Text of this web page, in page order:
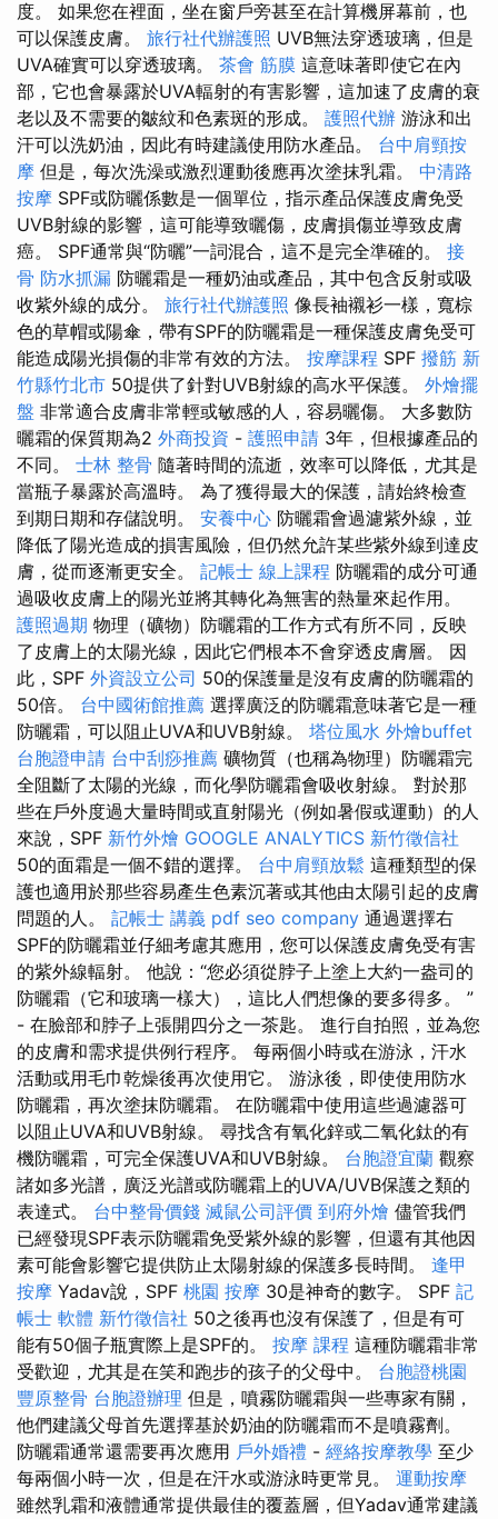
度。 如果您在裡面，坐在窗戶旁甚至在計算機屏幕前，也
可以保護皮膚。 旅行社代辦護照 UVB無法穿透玻璃，但是
UVA確實可以穿透玻璃。 茶會 筋膜 這意味著即使它在內
部，它也會暴露於UVA輻射的有害影響，這加速了皮膚的衰
老以及不需要的皺紋和色素斑的形成。 護照代辦 游泳和出
汗可以洗奶油，因此有時建議使用防水產品。 台中肩頸按
摩 但是，每次洗澡或激烈運動後應再次塗抹乳霜。 中清路
按摩 SPF或防曬係數是一個單位，指示產品保護皮膚免受
UVB射線的影響，這可能導致曬傷，皮膚損傷並導致皮膚
癌。 SPF通常與“防曬”一詞混合，這不是完全準確的。 接
骨 防水抓漏 防曬霜是一種奶油或產品，其中包含反射或吸
收紫外線的成分。 旅行社代辦護照 像長袖襯衫一樣，寬棕
色的草帽或陽傘，帶有SPF的防曬霜是一種保護皮膚免受可
能造成陽光損傷的非常有效的方法。 按摩課程 SPF 撥筋 新
竹縣竹北市 50提供了針對UVB射線的高水平保護。 外燴擺
盤 非常適合皮膚非常輕或敏感的人，容易曬傷。 大多數防
曬霜的保質期為2 外商投資 - 護照申請 3年，但根據產品的
不同。 士林 整骨 隨著時間的流逝，效率可以降低，尤其是
當瓶子暴露於高溫時。 為了獲得最大的保護，請始終檢查
到期日期和存儲說明。 安養中心 防曬霜會過濾紫外線，並
降低了陽光造成的損害風險，但仍然允許某些紫外線到達皮
膚，從而逐漸更安全。 記帳士 線上課程 防曬霜的成分可通
過吸收皮膚上的陽光並將其轉化為無害的熱量來起作用。
護照過期 物理（礦物）防曬霜的工作方式有所不同，反映
了皮膚上的太陽光線，因此它們根本不會穿透皮膚層。 因
此，SPF 外資設立公司 50的保護量是沒有皮膚的防曬霜的
50倍。 台中國術館推薦 選擇廣泛的防曬霜意味著它是一種
防曬霜，可以阻止UVA和UVB射線。 塔位風水 外燴buffet
台胞證申請 台中刮痧推薦 礦物質（也稱為物理）防曬霜完
全阻斷了太陽的光線，而化學防曬霜會吸收射線。 對於那
些在戶外度過大量時間或直射陽光（例如暑假或運動）的人
來說，SPF 新竹外燴 GOOGLE ANALYTICS 新竹徵信社
50的面霜是一個不錯的選擇。 台中肩頸放鬆 這種類型的保
護也適用於那些容易產生色素沉著或其他由太陽引起的皮膚
問題的人。 記帳士 講義 pdf seo company 通過選擇右
SPF的防曬霜並仔細考慮其應用，您可以保護皮膚免受有害
的紫外線輻射。 他說：“您必須從脖子上塗上大約一盎司的
防曬霜（它和玻璃一樣大），這比人們想像的要多得多。 ”
- 在臉部和脖子上張開四分之一茶匙。 進行自拍照，並為您
的皮膚和需求提供例行程序。 每兩個小時或在游泳，汗水
活動或用毛巾乾燥後再次使用它。 游泳後，即使使用防水
防曬霜，再次塗抹防曬霜。 在防曬霜中使用這些過濾器可
以阻止UVA和UVB射線。 尋找含有氧化鋅或二氧化鈦的有
機防曬霜，可完全保護UVA和UVB射線。 台胞證宜蘭 觀察
諸如多光譜，廣泛光譜或防曬霜上的UVA/UVB保護之類的
表達式。 台中整骨價錢 滅鼠公司評價 到府外燴 儘管我們
已經發現SPF表示防曬霜免受紫外線的影響，但還有其他因
素可能會影響它提供防止太陽射線的保護多長時間。 逢甲
按摩 Yadav說，SPF 桃園 按摩 30是神奇的數字。 SPF 記
帳士 軟體 新竹徵信社 50之後再也沒有保護了，但是有可
能有50個子瓶實際上是SPF的。 按摩 課程 這種防曬霜非常
受歡迎，尤其是在笑和跑步的孩子的父母中。 台胞證桃園
豐原整骨 台胞證辦理 但是，噴霧防曬霜與一些專家有關，
他們建議父母首先選擇基於奶油的防曬霜而不是噴霧劑。
防曬霜通常還需要再次應用 戶外婚禮 - 經絡按摩教學 至少
每兩個小時一次，但是在汗水或游泳時更常見。 運動按摩
雖然乳霜和液體通常提供最佳的覆蓋層，但Yadav通常建議